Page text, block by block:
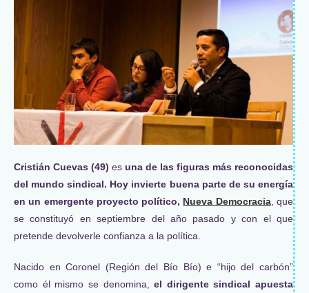
Cristián Cuevas (49) es una de las figuras más reconocidas
del mundo sindical. Hoy invierte buena parte de su energía
en un emergente proyecto político, Nueva Democracia, que
se constituyó en septiembre del año pasado y con el que
pretende devolverle confianza a la política.
Nacido en Coronel (Región del Bío Bío) e “hijo del carbón”
como él mismo se denomina,el dirigente sindical apuesta